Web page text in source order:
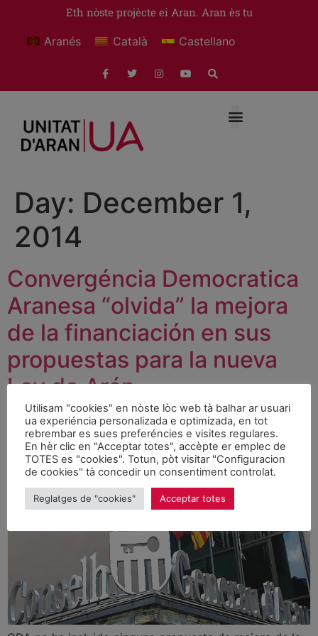
Eth nòste projècte ei Aran. Aran ès tu
Aranés Català Castellano
Day: December 1,
2014
Convergéncia Democratica
Aranesa “olvida” la mejora
de la financiación en sus
propuestas para la nueva
Ley de Arán
Utilisam "cookies" en nòste lòc web tà balhar ar usuari
ua experiéncia personalizada e optimizada, en tot
rebrembar es sues preferéncies e visites regulares.
En hèr clic en "Acceptar totes", accèpte er emplec de
TOTES es "cookies". Totun, pòt visitar "Configuracion
de cookies" tà concedir un consentiment controlat.
Reglatges de "cookies" Acceptar totes